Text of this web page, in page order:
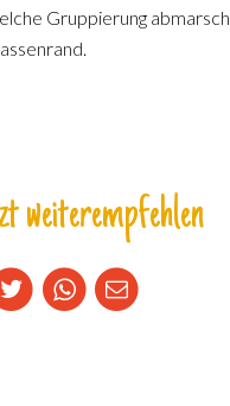
Gruppierung
weiterempfehlen